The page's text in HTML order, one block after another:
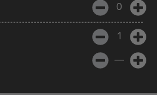
0
1
—